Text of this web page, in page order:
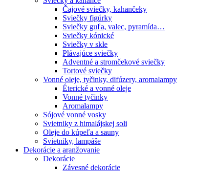
Čajové sviečky, kahančeky
Sviečky figúrky
Sviečky guľa, valec, pyramída…
Sviečky kónické
Sviečky v skle
Plávajúce sviečky
Adventné a stromčekové sviečky
Tortové sviečky
Vonné oleje, tyčinky, difúzery, aromalampy
Éterické a vonné oleje
Vonné tyčinky
Aromalampy
Sójové vonné vosky
Svietniky z himalájskej soli
Oleje do kúpeľa a sauny
Svietniky, lampáše
Dekorácie a aranžovanie
Dekorácie
Závesné dekorácie